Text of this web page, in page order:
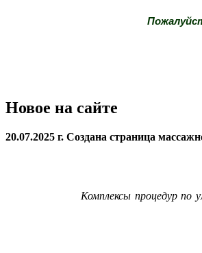
Новое на сайте
20.07.2025 г. Создана страница
Комплексы процедур по